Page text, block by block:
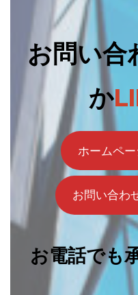
お問い合
か
ホームペー
お問い合わ
お電話でも